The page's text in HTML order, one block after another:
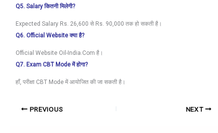
Q5. Salary कितनी मिलेगी?
Expected Salary Rs. 26,600 से Rs. 90,000 तक हो सकती है।
Q6. Official Website क्या है?
Official Website Oil-India.com है।
Q7. Exam CBT Mode में होगा?
हाँ, परीक्षा CBT Mode में आयोजित की जा सकती है।
PREVIOUS NEXT